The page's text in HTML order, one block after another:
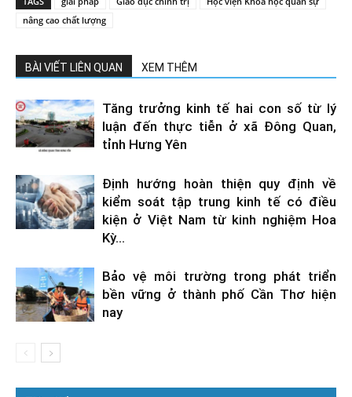
nâng cao chất lượng
BÀI VIẾT LIÊN QUAN XEM THÊM
Tăng trưởng kinh tế hai con số từ lý
luận đến thực tiễn ở xã Đông Quan,
tỉnh Hưng Yên
Định hướng hoàn thiện quy định về
kiểm soát tập trung kinh tế có điều
kiện ở Việt Nam từ kinh nghiệm Hoa
Kỳ...
Bảo vệ môi trường trong phát triển
bền vững ở thành phố Cần Thơ hiện
nay